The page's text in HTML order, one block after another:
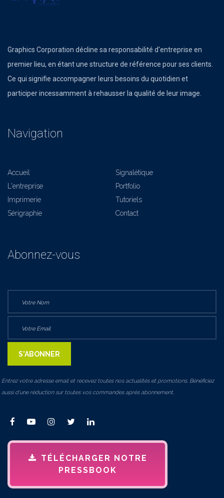
Graphics Corporation décline sa responsabilité d'entreprise en
premier lieu, en étant une structure de référence pour ses clients.
Ce qui signifie accompagner leurs besoins du quotidien et
participer incessamment à rehausser la qualité de leur image.
Navigation
Accueil
L'entreprise
Imprimerie
Sérigraphie
Signalétique
Portfolio
Tutoriels
Contact
Abonnez-vous
Entrez votre adresse email et recevez toutes nos actualités et promotions. Bénéficiez
aussi d'une réduction sur toutes vos commandes après abonnement.
TÉLÉCHARGER NOTRE
PRESSBOOK